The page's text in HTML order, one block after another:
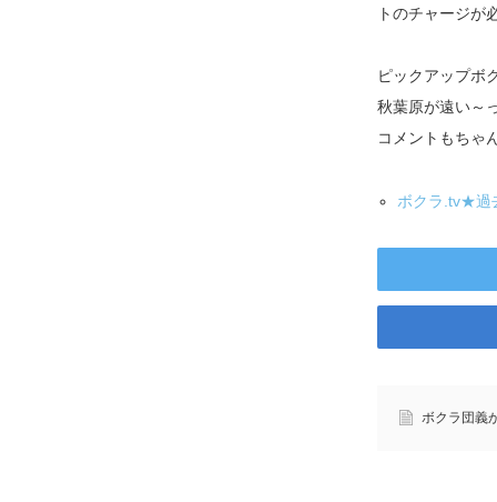
トのチャージが
ピックアップボ
秋葉原が遠い～
コメントもちゃ
ボクラ.tv★
ボクラ団義